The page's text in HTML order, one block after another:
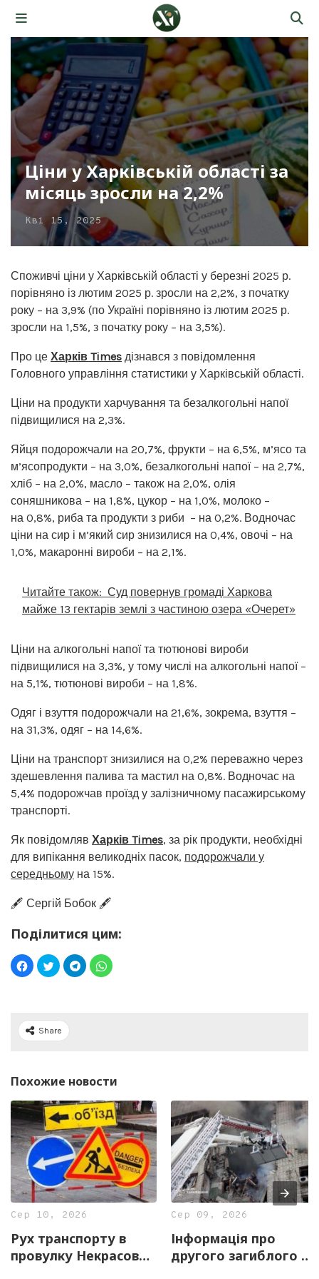
Ціни у Харківській області за
місяць зросли на 2,2%
Кві 15, 2025
Споживчі ціни у Харківській області у березні 2025 р.
порівняно із лютим 2025 р. зросли на 2,2%, з початку
року – на 3,9% (по Україні порівняно із лютим 2025 р.
зросли на 1,5%, з початку року – на 3,5%).
Про це Харків Times дізнався з повідомлення
Головного управління статистики у Харківській області.
Ціни на продукти харчування та безалкогольні напої
підвищилися на 2,3%.
Яйця подорожчали на 20,7%, фрукти – на 6,5%, м’ясо та
м’ясопродукти – на 3,0%, безалкогольні напої – на 2,7%,
хліб – на 2,0%, масло – також на 2,0%, олія
соняшникова – на 1,8%, цукор – на 1,0%, молоко –
на 0,8%, риба та продукти з риби – на 0,2%. Водночас
ціни на сир і м’який сир знизилися на 0,4%, овочі – на
1,0%, макаронні вироби – на 2,1%.
Читайте також: Суд повернув громаді Харкова
майже 13 гектарів землі з частиною озера «Очерет»
Ціни на алкогольні напої та тютюнові вироби
підвищилися на 3,3%, у тому числі на алкогольні напої –
на 5,1%, тютюнові вироби – на 1,8%.
Одяг і взуття подорожчали на 21,6%, зокрема, взуття –
на 31,3%, одяг – на 14,6%.
Ціни на транспорт знизилися на 0,2% переважно через
здешевлення палива та мастил на 0,8%. Водночас на
5,4% подорожчав проїзд у залізничному пасажирському
транспорті.
Як повідомляв Харків Times, за рік продукти, необхідні
для випікання великодніх пасок, подорожчали у
середньому на 15%.
🖋️ Сергій Бобок 🖋️
Поділитися цим:
Share
Похожие новости
Сер 10, 2026
Рух транспорту в
провулку Некрасова
Сер 09, 2026
Інформація про
другого загиблого у